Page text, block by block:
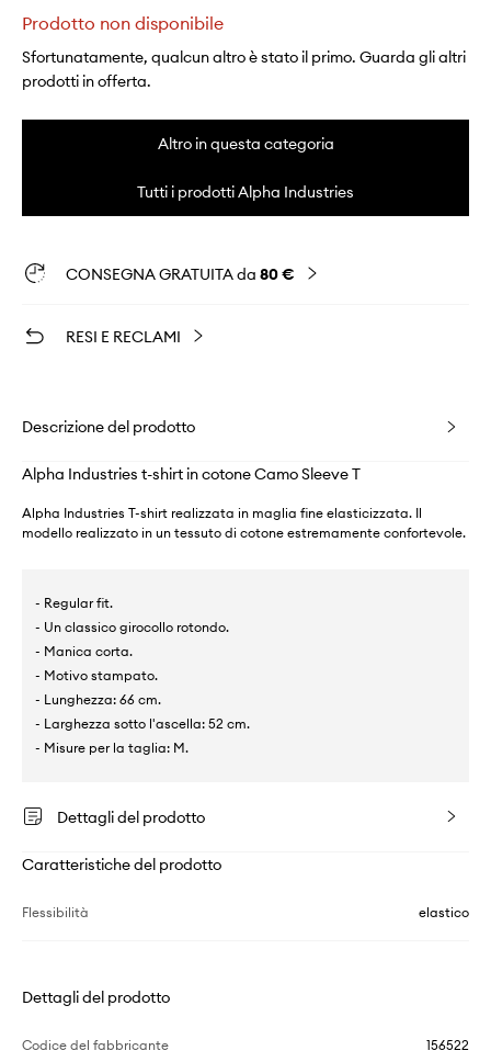
Prodotto non disponibile
Sfortunatamente, qualcun altro è stato il primo. Guarda gli altri
prodotti in offerta.
Altro in questa categoria
Tutti i prodotti Alpha Industries
CONSEGNA GRATUITA da 80 €
RESI E RECLAMI
Descrizione del prodotto
Alpha Industries t-shirt in cotone Camo Sleeve T
Alpha Industries T-shirt realizzata in maglia fine elasticizzata. Il
modello realizzato in un tessuto di cotone estremamente confortevole.
- Regular fit.
- Un classico girocollo rotondo.
- Manica corta.
- Motivo stampato.
- Lunghezza: 66 cm.
- Larghezza sotto l'ascella: 52 cm.
- Misure per la taglia: M.
Dettagli del prodotto
Caratteristiche del prodotto
Flessibilità elastico
Dettagli del prodotto
Codice del fabbricante 156522